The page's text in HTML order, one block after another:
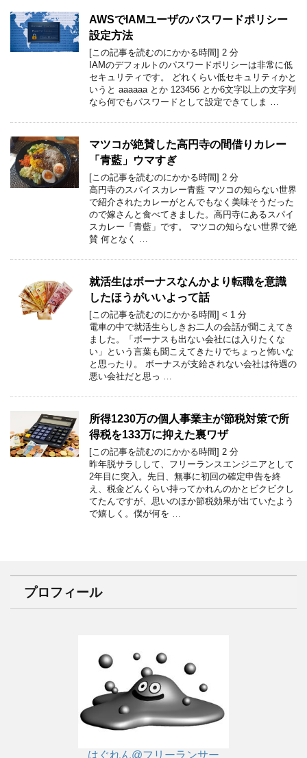
AWSでIAMユーザのパスワードポリシー
設定方法
[この記事を読むのにかかる時間] 2 分
IAMのデフォルトのパスワードポリシーは非常に低
セキュリティです。 どれくらい低セキュリティかと
いうと aaaaaa とか 123456 とか6文字以上の文字列
なら何でもパスワードとして設定できてしま …
マツコが絶賛した高円寺の間借りカレー
「青藍」ウマすぎ
[この記事を読むのにかかる時間] 2 分
高円寺のスパイスカレー青藍 マツコの知らない世界
で紹介されたカレーがとんでもなく美味そうだった
ので嫁さんと食べてきました。高円寺にあるスパイ
スカレー「青藍」です。 マツコの知らない世界で絶
賛 何となく …
就活生はボーナスなんかより転職を意識
したほうがいいよって話
[この記事を読むのにかかる時間] < 1 分
電車の中で就活生らしきお二人の会話が聞こえてき
ました。「ボーナスも出ない会社には入りたくな
い」という言葉も聞こえてきたりでちょっと怖いな
と思ったり。 ボーナスが支給されない会社は待遇の
悪い会社だと思っ …
所得1230万の個人事業主が節税対策で所
得税を133万に抑えた裏ワザ
[この記事を読むのにかかる時間] 2 分
昨年脱サラしして、フリーランスエンジニアとして
2年目に突入。先日、無事に初回の確定申告を終
え、税金どんくらい持ってかれんのかとビクビクし
てたんですが、思いのほか節税効果が出ていたよう
で嬉しく。僕が何を …
プロフィール
はぐれん@フリーランサー